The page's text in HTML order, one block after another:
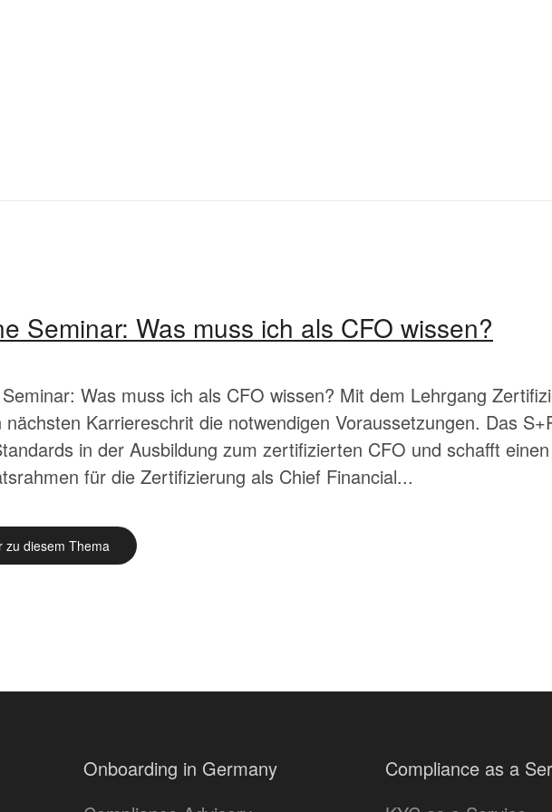
Seminar: Was muss ich als CFO wissen?
Was muss ich als CFO wissen? Mit dem Lehrgang
nächsten Karriereschrit die notwendigen Voraussetzungen. Das
in der Ausbildung zum zertifizierten CFO und schafft
für die Zertifizierung als Chief Financial...
zu diesem Thema
Onboarding in Germany
Compliance as a